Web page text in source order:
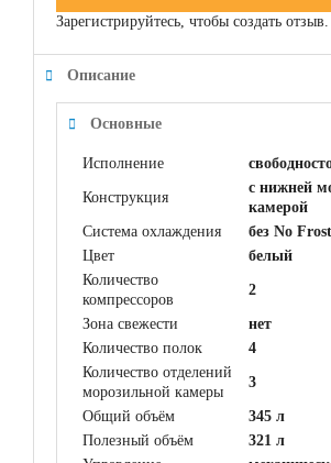
Зарегистрируйтесь, чтобы создать отзыв.
Описание
Основные
Исполнение
Конструкция
с нижней
камерой
Система охлаждения
без No Frost
Цвет
белый
Количество
компрессоров
2
Зона свежести
нет
Количество полок
4
Количество отделений
морозильной камеры
3
Общий объём
345 л
Полезный объём
321 л